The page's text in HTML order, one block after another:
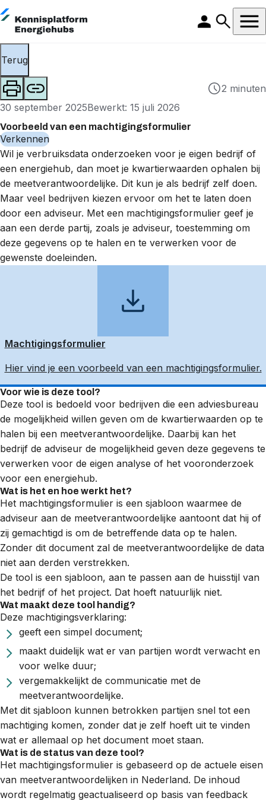
Terug
2 minuten
30 september 2025Bewerkt: 15 juli 2026
Voorbeeld van een machtigingsformulier
Verkennen
Wil je verbruiksdata onderzoeken voor je eigen bedrijf of
een energiehub, dan moet je kwartierwaarden ophalen bij
de meetverantwoordelijke. Dit kun je als bedrijf zelf doen.
Maar veel bedrijven kiezen ervoor om het te laten doen
door een adviseur. Met een machtigingsformulier geef je
aan een derde partij, zoals je adviseur, toestemming om
deze gegevens op te halen en te verwerken voor de
gewenste doeleinden.
Machtigingsformulier
Hier vind je een voorbeeld van een machtigingsformulier.
Voor wie is deze tool?
Deze tool is bedoeld voor bedrijven die een adviesbureau
de mogelijkheid willen geven om de kwartierwaarden op te
halen bij een meetverantwoordelijke. Daarbij kan het
bedrijf de adviseur de mogelijkheid geven deze gegevens te
verwerken voor de eigen analyse of het vooronderzoek
voor een energiehub.
Wat is het en hoe werkt het?
Het machtigingsformulier is een sjabloon waarmee de
adviseur aan de meetverantwoordelijke aantoont dat hij of
zij gemachtigd is om de betreffende data op te halen.
Zonder dit document zal de meetverantwoordelijke de data
niet aan derden verstrekken.
De tool is een sjabloon, aan te passen aan de huisstijl van
het bedrijf of het project. Dat hoeft natuurlijk niet.
Wat maakt deze tool handig?
Deze machtigingsverklaring:
geeft een simpel document;
maakt duidelijk wat er van partijen wordt verwacht en
voor welke duur;
vergemakkelijkt de communicatie met de
meetverantwoordelijke.
Met dit sjabloon kunnen betrokken partijen snel tot een
machtiging komen, zonder dat je zelf hoeft uit te vinden
wat er allemaal op het document moet staan.
Wat is de status van deze tool?
Het machtigingsformulier is gebaseerd op de actuele eisen
van meetverantwoordelijken in Nederland. De inhoud
wordt regelmatig geactualiseerd op basis van feedback